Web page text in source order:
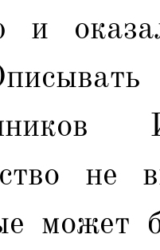
и
не
может